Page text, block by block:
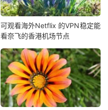
可观看海外Netflix 的VPN稳定能
看奈飞的香港机场节点